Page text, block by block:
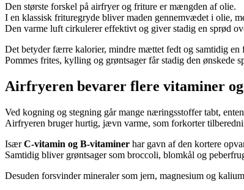
Den største forskel på airfryer og friture er mængden af olie.
I en klassisk frituregryde bliver maden gennemvædet i olie,
Den varme luft cirkulerer effektivt og giver stadig en sprød
Det betyder færre kalorier, mindre mættet fedt og samtidig en
Pommes frites, kylling og grøntsager får stadig den ønskede
Airfryeren bevarer flere vitaminer
Ved kogning og stegning går mange næringsstoffer tabt,
Airfryeren bruger hurtig, jævn varme, som forkorter
IsærC-vitamin og B-vitaminer har gavn af den kortere
Samtidig bliver grøntsager som broccoli, blomkål og
Desuden forsvinder mineraler som jern, magnesium og kalium